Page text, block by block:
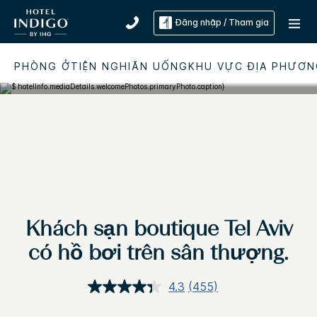
Đăng nhập / Tham gia
PHÒNG ỞTIỆN NGHI ĂN UỐNGKHU VỰC ĐỊA
DISTRICT
Khách sạn boutique Tel Aviv
có hồ bơi trên sân thượng.
4.3 Đọc
(455)